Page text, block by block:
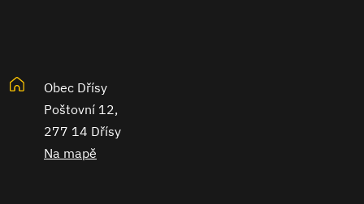
Obec Dřísy
Poštovní 12,
277 14 Dřísy
Na mapě